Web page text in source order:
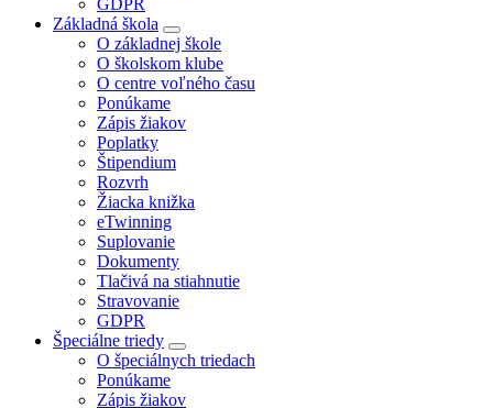
Základná škola
O základnej škole
O školskom klube
O centre voľného času
Ponúkame
Zápis žiakov
Poplatky
Štipendium
Rozvrh
Žiacka knižka
eTwinning
Suplovanie
Dokumenty
Tlačivá na stiahnutie
Stravovanie
GDPR
Špeciálne triedy
O špeciálnych triedach
Ponúkame
Zápis žiakov